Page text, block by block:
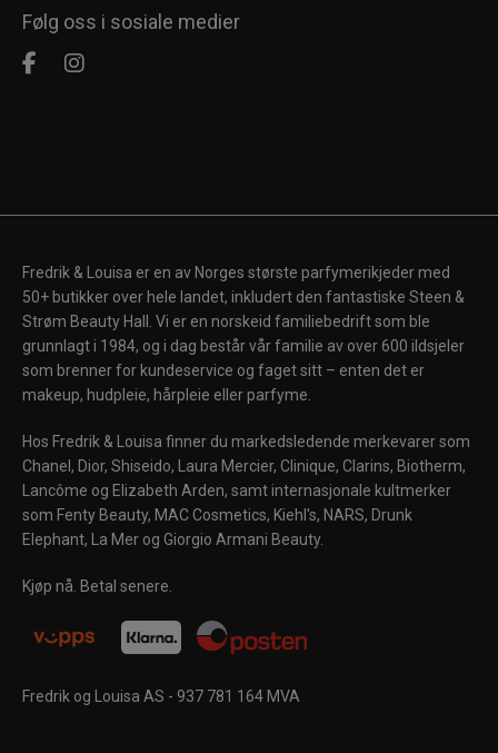
Følg oss i sosiale medier
Fredrik & Louisa er en av Norges største parfymerikjeder med
50+ butikker over hele landet, inkludert den fantastiske Steen &
Strøm Beauty Hall. Vi er en norskeid familiebedrift som ble
grunnlagt i 1984, og i dag består vår familie av over 600 ildsjeler
som brenner for kundeservice og faget sitt – enten det er
makeup, hudpleie, hårpleie eller parfyme.
Hos Fredrik & Louisa finner du markedsledende merkevarer som
Chanel, Dior, Shiseido, Laura Mercier, Clinique, Clarins, Biotherm,
Lancôme og Elizabeth Arden, samt internasjonale kultmerker
som Fenty Beauty, MAC Cosmetics, Kiehl's, NARS, Drunk
Elephant, La Mer og Giorgio Armani Beauty.
Kjøp nå. Betal senere.
Fredrik og Louisa AS - 937 781 164 MVA